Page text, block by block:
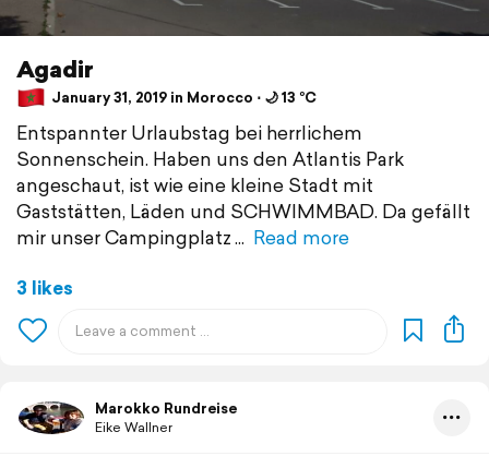
Agadir
January 31, 2019 in Morocco ⋅ 🌙 13 °C
Entspannter Urlaubstag bei herrlichem
Sonnenschein. Haben uns den Atlantis Park
angeschaut, ist wie eine kleine Stadt mit
Gaststätten, Läden und SCHWIMMBAD. Da gefällt
mir unser Campingplatz
Read more
3 likes
Marokko Rundreise
Eike Wallner